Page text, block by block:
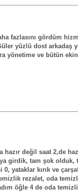
fazlasını gördüm
yüzlü dost arkadaş
yönetime ve bütün
hazır değil saat 2,de
girdik, tam şok olduk,
yataklar kırık ve
rezalet, oda
öğle 4 de oda